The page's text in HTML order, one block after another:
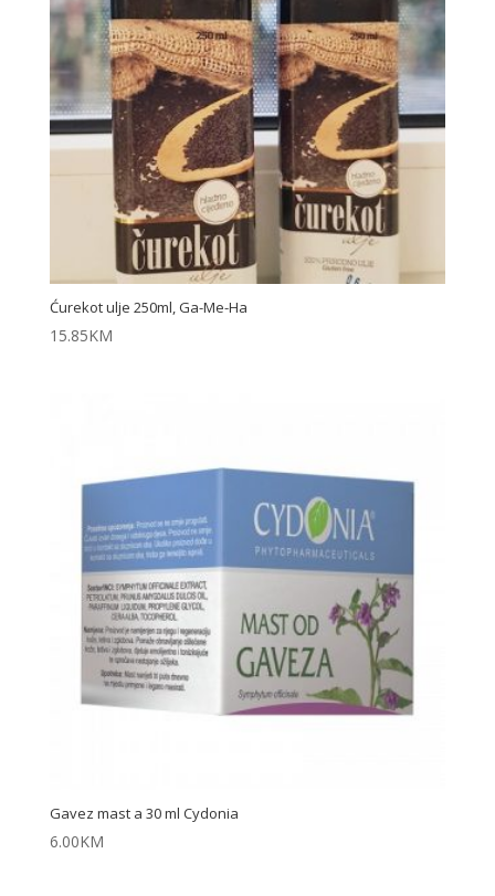
Ćurekot ulje 250ml, Ga-Me-Ha
15.85KM
Gavez mast a 30 ml Cydonia
6.00KM